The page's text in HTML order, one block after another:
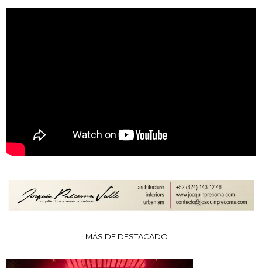
MÁS DE DESTACADO